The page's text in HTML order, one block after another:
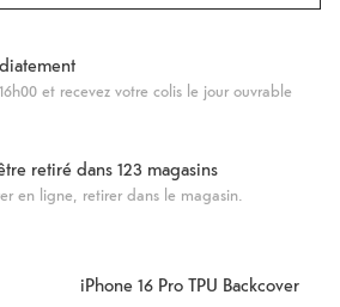
et recevez votre colis le jour ouvrable
retiré dans 123 magasins
en ligne, retirer dans le magasin.
iPhone 16 Pro TPU Backcover